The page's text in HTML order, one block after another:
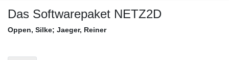
Das Softwarepaket NETZ2D
Oppen, Silke; Jaeger, Reiner